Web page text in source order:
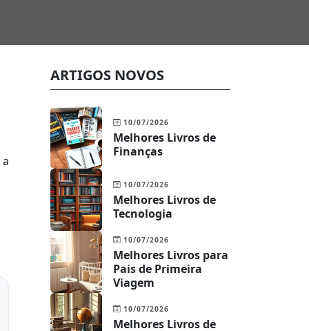
ARTIGOS NOVOS
10/07/2026
Melhores Livros de
Finanças
10/07/2026
Melhores Livros de
Tecnologia
10/07/2026
Melhores Livros para
Pais de Primeira
Viagem
10/07/2026
Melhores Livros de